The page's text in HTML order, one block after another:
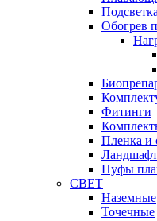
Подсветка
Обогрев
Фитинги
Пленка и
Пуфы
СВЕТ
Наземные
Точечные